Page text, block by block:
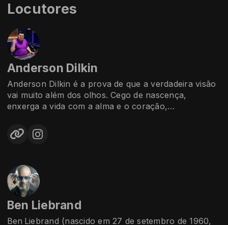
Locutores
Anderson Dilkin
Anderson Dilkin é a prova de que a verdadeira visão
vai muito além dos olhos. Cego de nascença,
enxerga a vida com a alma e o coração,
sua maior marca pessoal e profissional.
proporcionou, Anderson leva para os microfones da
Rádio 54 sua essência humana, sua energia positiva
e sua conexão genuína com o público. Sua presença
no ar transmite emoção, verdade e inspiração,
mostrando que a comunicação mais poderosa nasce
do sentimento.
Ben Liebrand
Ben Liebrand (nascido em 27 de setembro de 1960,